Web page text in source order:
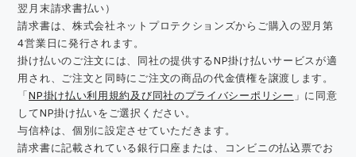
翌月末請求書払い）
請求書は、株式会社ネットプロテクションズからご購入の翌月第
4営業日に発行されます。
掛け払いのご注文には、同社の提供するNP掛け払いサービスが適
用され、ご注文と同時にご注文の商品の代金債権を譲渡します。
「NP掛け払い利用規約及び同社のプライバシーポリシー 」に同意
してNP掛け払いをご選択ください。
与信枠は、個別に設定させていただきます。
請求書に記載されている銀行口座または、コンビニの払込票でお